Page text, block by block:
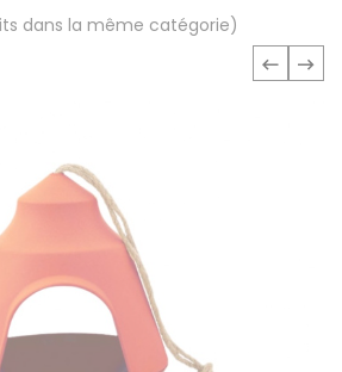
dans la même catégorie)